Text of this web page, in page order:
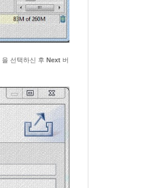
을 선택하신 후 Next 버